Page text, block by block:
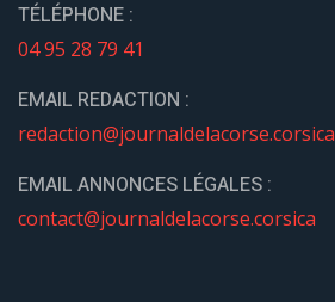
TÉLÉPHONE :
04 95 28 79 41
EMAIL REDACTION :
redaction@journaldelacorse.corsica
EMAIL ANNONCES LÉGALES :
contact@journaldelacorse.corsica